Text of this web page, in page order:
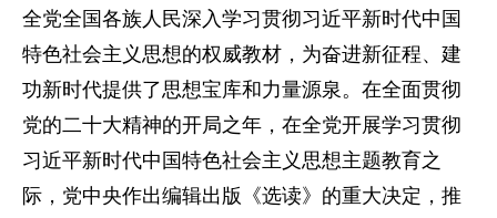
全党全国各族人民深入学习贯彻习近平新时代中国
特色社会主义思想的权威教材，为奋进新征程、建
功新时代提供了思想宝库和力量源泉。在全面贯彻
党的二十大精神的开局之年，在全党开展学习贯彻
习近平新时代中国特色社会主义思想主题教育之
际，党中央作出编辑出版《选读》的重大决定，推